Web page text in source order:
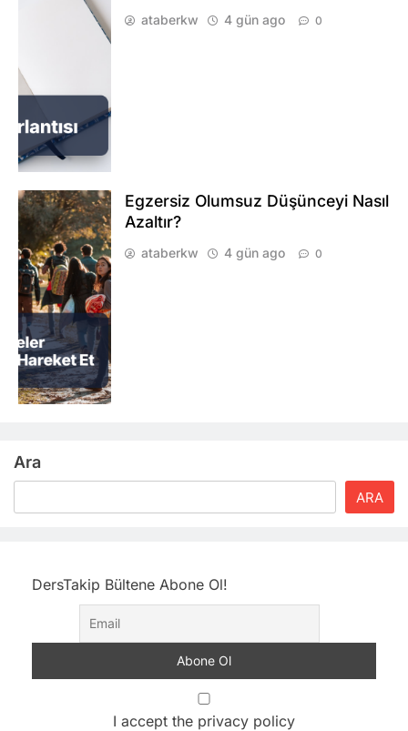
ataberkw 4 gün ago 0
Egzersiz Olumsuz Düşünceyi Nasıl
Azaltır?
ataberkw 4 gün ago 0
Ara
ARA
DersTakip Bültene Abone Ol!
I accept the privacy policy